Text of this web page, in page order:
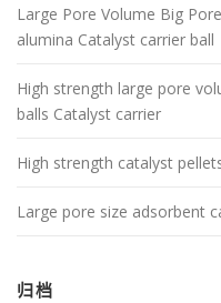
Large Pore Volume Big
alumina Catalyst carrier ball
High strength large pore
balls Catalyst carrier
High strength catalyst
Large pore size adsorbent
归档